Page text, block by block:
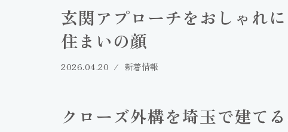
玄関アプローチをおしゃれ
住まいの顔
2026.04.20 新着情報
クローズ外構を埼玉で建て